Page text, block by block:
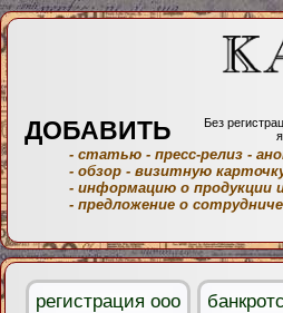
ДОБАВИТЬ
Без
- статью - пресс-релиз -
- обзор - визитную
- информацию о продукции
- предложение о
регистрация ооо